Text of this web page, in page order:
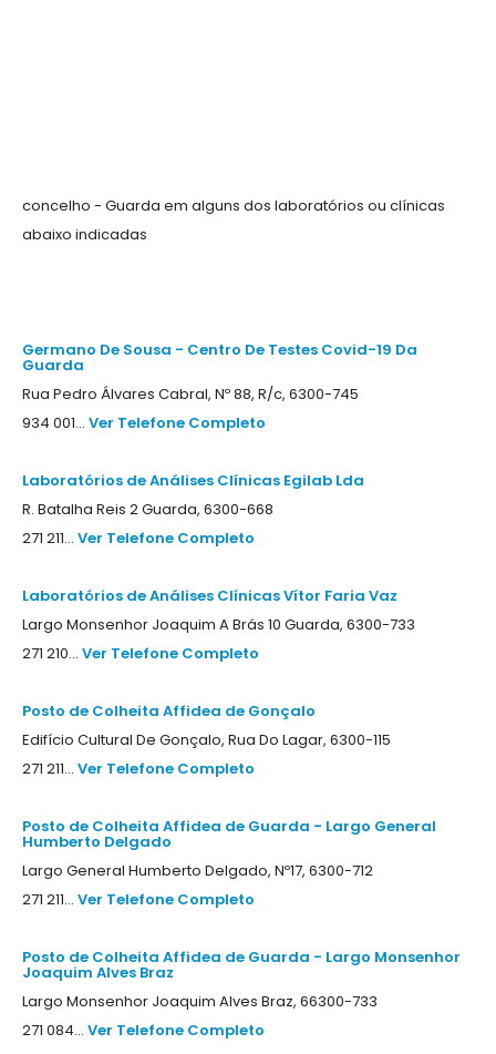
concelho - Guarda em alguns dos laboratórios ou clínicas
abaixo indicadas
Germano De Sousa - Centro De Testes Covid-19 Da
Guarda
Rua Pedro Álvares Cabral, Nº 88, R/c, 6300-745
934 001... Ver Telefone Completo
Laboratórios de Análises Clínicas Egilab Lda
R. Batalha Reis 2 Guarda, 6300-668
271 211... Ver Telefone Completo
Laboratórios de Análises Clínicas Vítor Faria Vaz
Largo Monsenhor Joaquim A Brás 10 Guarda, 6300-733
271 210... Ver Telefone Completo
Posto de Colheita Affidea de Gonçalo
Edifício Cultural De Gonçalo, Rua Do Lagar, 6300-115
271 211... Ver Telefone Completo
Posto de Colheita Affidea de Guarda - Largo General
Humberto Delgado
Largo General Humberto Delgado, Nº17, 6300-712
271 211... Ver Telefone Completo
Posto de Colheita Affidea de Guarda - Largo Monsenhor
Joaquim Alves Braz
Largo Monsenhor Joaquim Alves Braz, 66300-733
271 084... Ver Telefone Completo